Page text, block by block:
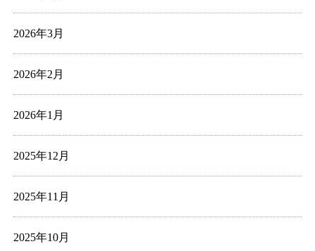
2026年3月
2026年2月
2026年1月
2025年12月
2025年11月
2025年10月